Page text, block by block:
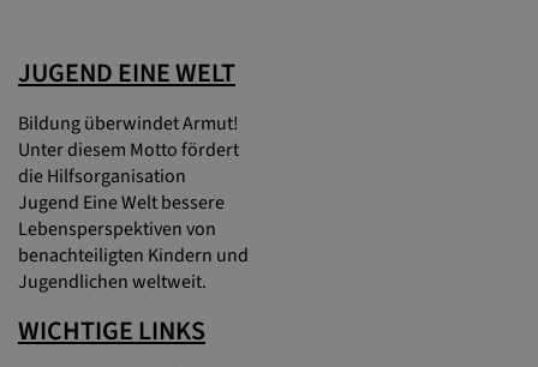
JUGEND EINE WELT
Bildung überwindet Armut!
Unter diesem Motto fördert
die Hilfsorganisation
Jugend Eine Welt bessere
Lebensperspektiven von
benachteiligten Kindern und
Jugendlichen weltweit.
WICHTIGE LINKS